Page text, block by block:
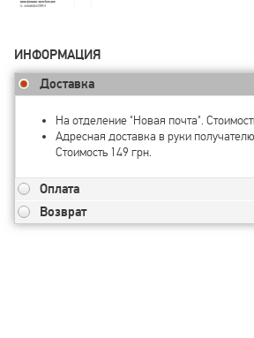
ИНФОРМАЦИЯ
Доставка
На отделение "Новая почта".
Адресная доставка в руки
Стоимость 149 грн.
Оплата
Возврат